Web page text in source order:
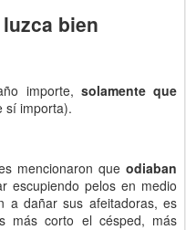
bien
importe, solamente que
sí importa).
mencionaron que odiaban
escupiendo pelos en medio
a dañar sus afeitadoras, es
más corto el césped, más